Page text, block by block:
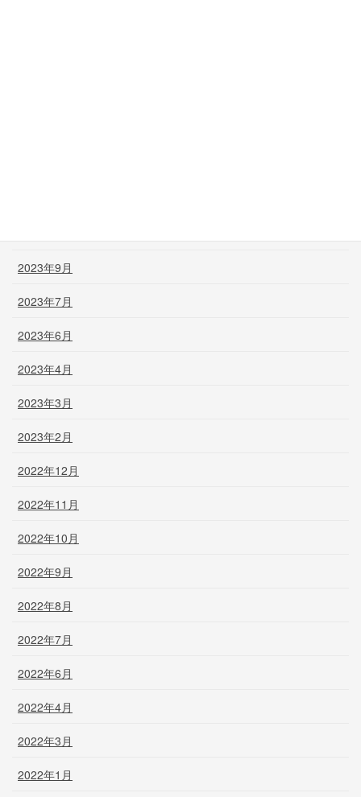
2023年9月
2023年7月
2023年6月
2023年4月
2023年3月
2023年2月
2022年12月
2022年11月
2022年10月
2022年9月
2022年8月
2022年7月
2022年6月
2022年4月
2022年3月
2022年1月